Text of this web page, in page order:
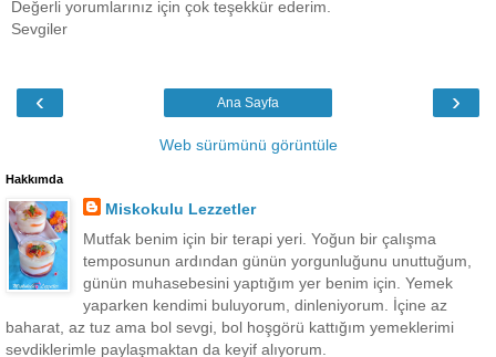
Değerli yorumlarınız için çok teşekkür ederim.
Sevgiler
‹ ›
Ana Sayfa
Web sürümünü görüntüle
Hakkımda
Miskokulu Lezzetler
Mutfak benim için bir terapi yeri. Yoğun bir çalışma
temposunun ardından günün yorgunluğunu unuttuğum,
günün muhasebesini yaptığım yer benim için. Yemek
yaparken kendimi buluyorum, dinleniyorum. İçine az
baharat, az tuz ama bol sevgi, bol hoşgörü kattığım yemeklerimi
sevdiklerimle paylaşmaktan da keyif alıyorum.